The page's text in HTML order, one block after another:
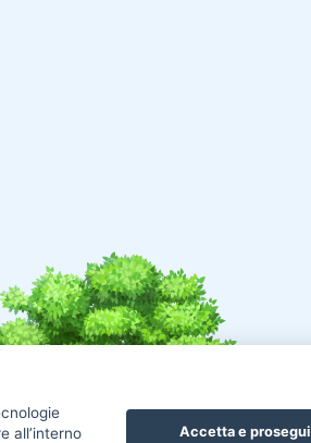
all’interno
Accetta e prosegui